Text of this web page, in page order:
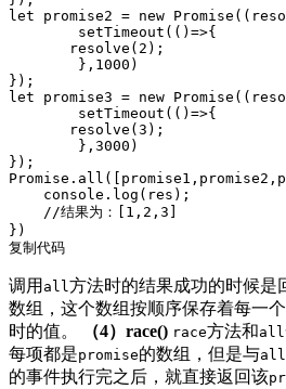
let promise2 = new Promise ( (
setTimeout ( ()=>{
       resolve(
2 );
	},
1000 )
let promise3 = new Promise ( (
setTimeout ( ()=>{
       resolve(
3 );
	},
3000 )
Promise
console .log(res);
//结果为：[1,2,3]
复制代码
调用 all 方法时的结果成功的时候是
数组，这个数组按顺序保存着每一个
时的值。
（4）race() race方法和all
每项都是promise的数组，但是与all
的事件执行完之后，就直接返回该